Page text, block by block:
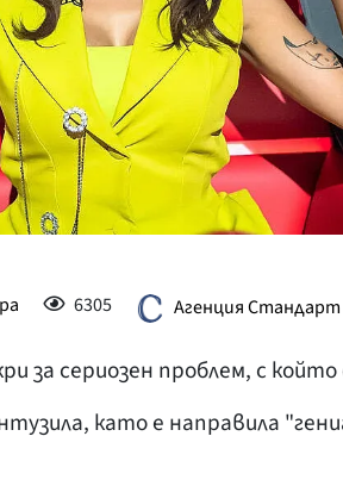
6305 Агенция Стандарт
за сериозен проблем, с който
като е направила